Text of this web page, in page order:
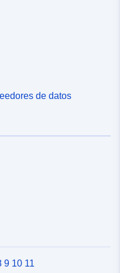
de datos
9 10 11